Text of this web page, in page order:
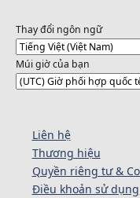
Thay đổi ngôn ngữ
Múi giờ của bạn
Liên hệ
Thương hiệu
Quyền riêng tư &
Điều khoản sử dụng